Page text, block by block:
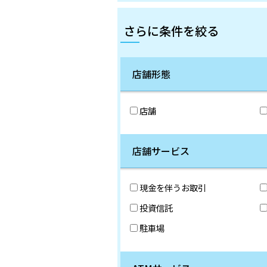
さらに条件を絞る
店舗形態
店舗
店舗サービス
現金を伴うお取引
投資信託
駐車場